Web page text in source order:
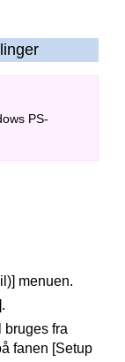
PS-
menuen.
fra
fanen [Setup